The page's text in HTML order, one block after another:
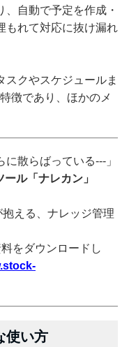
自動で予定を作成・
もれて対応に抜け漏れ
スクやスケジュールま
徴であり、ほかのメ
に散らばっている---」
ル「ナレカン」
える、ナレッジ管理
をダウンロードし
使い方